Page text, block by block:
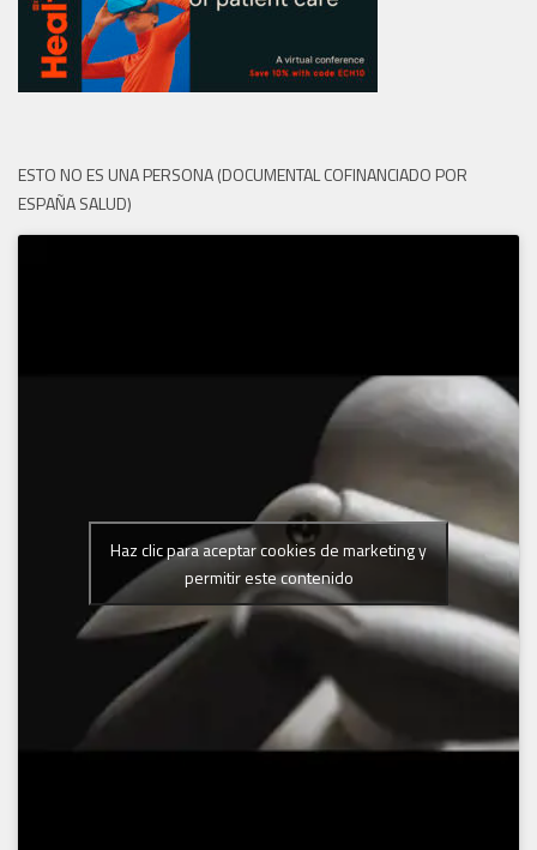
ESTO NO ES UNA PERSONA (DOCUMENTAL COFINANCIADO POR
ESPAÑA SALUD)
Haz clic para aceptar cookies de marketing y
permitir este contenido